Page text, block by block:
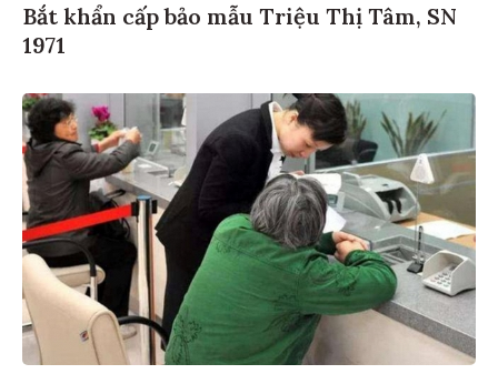
Bắt khẩn cấp bảo mẫu Triệu Thị Tâm, SN
1971